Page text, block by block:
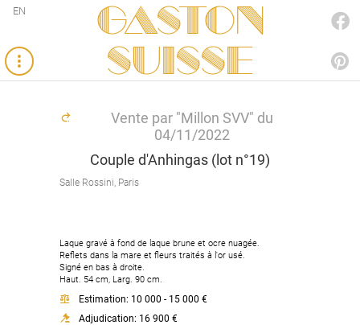
Gaston
SUISSE
EN
Vente par "Millon SVV" du
04/11/2022
Couple d'Anhingas (lot n°19)
Salle Rossini, Paris
Laque gravé à fond de laque brune et ocre nuagée.
Reflets dans la mare et fleurs traités à l'or usé.
Signé en bas à droite.
Haut. 54 cm, Larg. 90 cm.
Estimation: 10 000 - 15 000 €
Adjudication: 16 900 €